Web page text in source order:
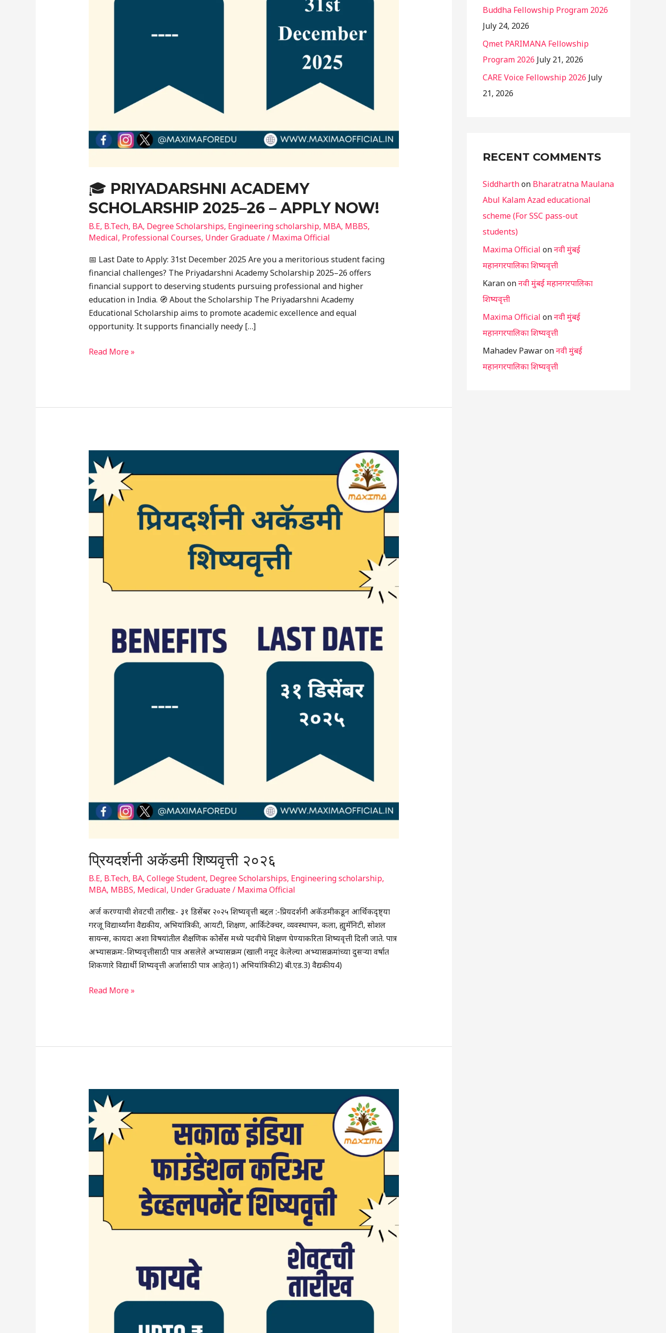
🎓 PRIYADARSHNI ACADEMY
SCHOLARSHIP 2025–26 – APPLY NOW!
B.E, B.Tech, BA, Degree Scholarships, Engineering scholarship, MBA, MBBS,
Medical, Professional Courses, Under Graduate/ Maxima Official
📅 Last Date to Apply: 31st December 2025 Are you a meritorious student facing
financial challenges? The Priyadarshni Academy Scholarship 2025–26 offers
financial support to deserving students pursuing professional and higher
education in India. 🧭 About the Scholarship The Priyadarshni Academy
Educational Scholarship aims to promote academic excellence and equal
opportunity. It supports financially needy […]
Read More »
प्रियदर्शनी अकॅडमी शिष्यवृत्ती २०२६
B.E, B.Tech, BA, College Student, Degree Scholarships, Engineering scholarship,
MBA, MBBS, Medical, Under Graduate/ Maxima Official
अर्ज करण्याची शेवटची तारीख:- ३१ डिसेंबर २०२५ शिष्यवृत्ती बद्दल :-प्रियदर्शनी अकॅडमीकडून आर्थिकदृष्ट्या
गरजू विद्यार्थ्यांना वैद्यकीय, अभियांत्रिकी, आयटी, शिक्षण, आर्किटेक्चर, व्यवस्थापन, कला, ह्युमॅनिटी, सोशल
सायन्स, कायदा अशा विषयांतील शैक्षणिक कोर्सेस मध्ये पदवीचे शिक्षण घेण्याकरिता शिष्यवृत्ती दिली जाते. पात्र
अभ्यासक्रम:-शिष्यवृत्तीसाठी पात्र असलेले अभ्यासक्रम (खाली नमूद केलेल्या अभ्यासक्रमांच्या दुसऱ्या वर्षात
शिकणारे विद्यार्थी शिष्यवृत्ती अर्जासाठी पात्र आहेत)1) अभियांत्रिकी2) बी.एड.3) वैद्यकीय4)
प्रियदर्शनी
अकॅडमी
शिष्यवृत्ती
२०२६
Read More »
सकाळ
इंडिया
फाउंडेशन
करिअर
डेव्हलपमेंट
Buddha Fellowship Program 2026
July 24, 2026
Qmet PARIMANA Fellowship
Program 2026 July 21, 2026
CARE Voice Fellowship 2026 July
21, 2026
RECENT COMMENTS
Siddharthon Bharatratna Maulana
Abul Kalam Azad educational
scheme (For SSC pass-out
students)
Maxima Official onनवी मुंबई
महानगरपालिका शिष्यवृत्ती
Karanonनवी मुंबई महानगरपालिका
शिष्यवृत्ती
Maxima Official onनवी मुंबई
महानगरपालिका शिष्यवृत्ती
Mahadev Pawaronनवी मुंबई
महानगरपालिका शिष्यवृत्ती